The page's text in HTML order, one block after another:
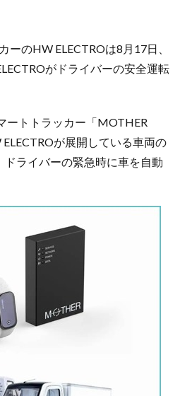
のHW ELECTROは8月17日、
がドライバーの安全運転
ートトラッカー「MOTHER
が展開している車両の
ドライバーの緊急時に車を自動